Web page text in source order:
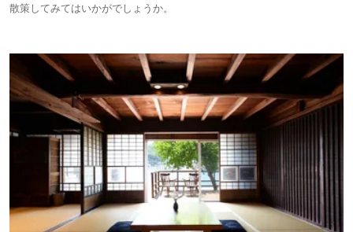
散策してみてはいかがでしょうか。